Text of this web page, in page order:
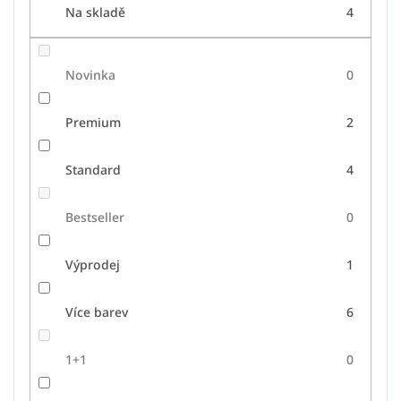
Na skladě 4
Novinka 0
Premium 2
Standard 4
Bestseller 0
Výprodej 1
Více barev 6
1+1 0